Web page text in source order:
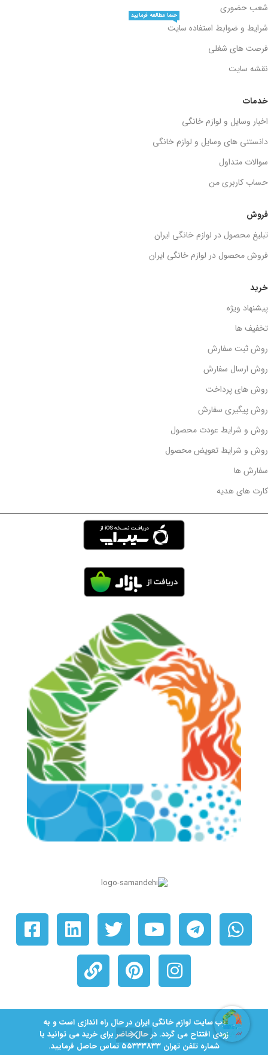
وب سایت لوازم خانگی ایران در حال راه اندازی است و به
زودی افتتاح می گردد. در حال حاضر برای خرید می توانید با
شماره تلفن تهران ۵۵۳۳۳8۳۳ تماس حاصل فرمایید.
خرید
پیشنهاد ویژه
تخفیف ها
روش ثبت سفارش
روش ارسال سفارش
روش های پرداخت
روش پیگیری سفارش
روش و شرایط عودت محصول
روش و شرایط تعویض محصول
سفارش ها
کارت های هدیه
فروش
تبلیغ محصول در لوازم خانگی ایران
فروش محصول در لوازم خانگی ایران
خدمات
اخبار وسایل و لوازم خانگی
دانستنی های وسایل و لوازم خانگی
سوالات متداول
حساب کاربری من
شعب حضوری
شرایط و ضوابط استفاده سایت
حتما مطالعه فرمایید
فرصت های شغلی
نقشه سایت
© ۱۴۰۵ کلیه حقوق برای شرکت لوازم خانگی ایران محفوظ است. دارای حق نشر.
| حریم خصوصی| قوانین استفاده|تبلیغات مبتنی بر علاقه|قوانین کوکی|نقشه سایـت